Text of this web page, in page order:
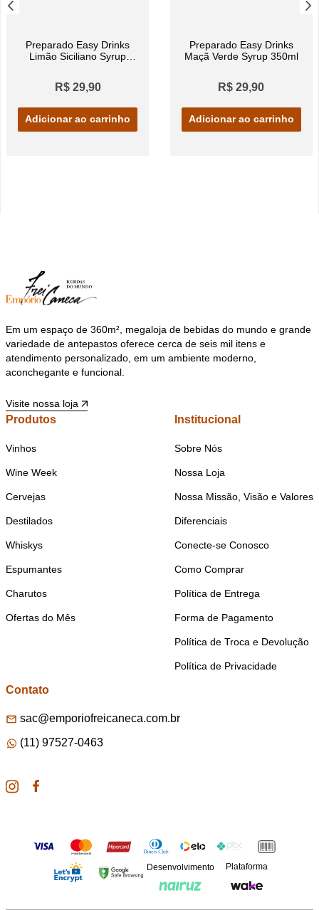
Preparado Easy Drinks
Limão Siciliano Syrup
R$ 29,90
Adicionar ao carrinho
Preparado Easy Drinks
Maçã Verde Syrup 350ml
R$ 29,90
Adicionar ao carrinho
Em um espaço de 360m², megaloja de bebidas do mundo e grande
variedade de antepastos oferece cerca de seis mil itens e
atendimento personalizado, em um ambiente moderno,
aconchegante e funcional.
Visite nossa loja
Produtos
Vinhos
Wine Week
Cervejas
Destilados
Whiskys
Espumantes
Charutos
Ofertas do Mês
Institucional
Sobre Nós
Nossa Loja
Nossa Missão, Visão e Valores
Diferenciais
Conecte-se Conosco
Como Comprar
Política de Entrega
Forma de Pagamento
Política de Troca e Devolução
Política de Privacidade
Contato
sac@emporiofreicaneca.com.br
(11) 97527-0463
Desenvolvimento Plataforma